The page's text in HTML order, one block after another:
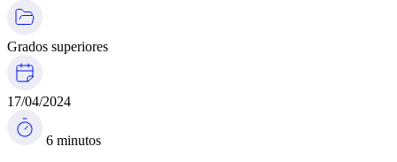
Grados superiores
17/04/2024
6 minutos